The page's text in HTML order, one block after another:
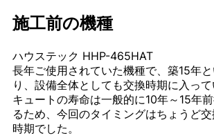
施工前の機種
ハウステック HHP-465HAT
長年ご使用されていた機種で、築15年
り、設備全体としても交換時期に入っ
キュートの寿命は一般的に10年～15年
るため、今回のタイミングはちょうど
時期でした。